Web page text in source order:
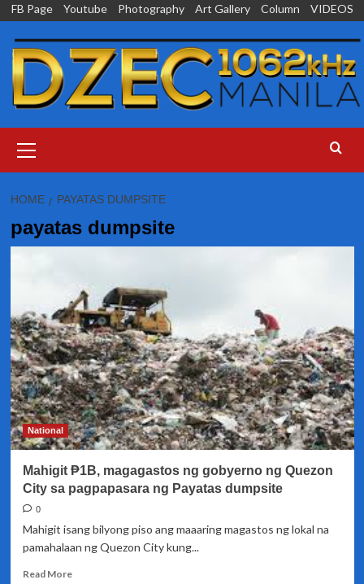
Skip
content
FB Page Youtube Photography Art Gallery Column VIDEOS
Menu
HOME PAYATAS DUMPSITE
payatas dumpsite
National
Mahigit ₱1B, magagastos ng gobyerno ng Quezon
City sa pagpapasara ng Payatas dumpsite
0
Mahigit isang bilyong piso ang maaaring magastos ng lokal na
pamahalaan ng Quezon City kung...
Read MoreRead